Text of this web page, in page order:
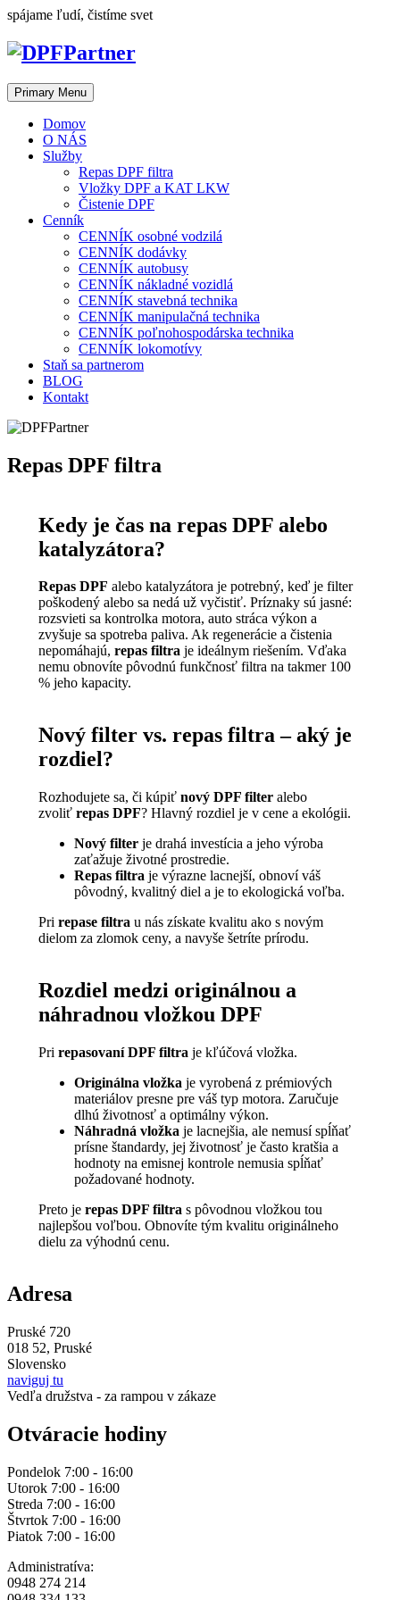
Skip
content
spájame ľudí, čistíme svet
Primary Menu
Domov
O NÁS
Služby
Repas DPF filtra
Vložky DPF a KAT LKW
Čistenie DPF
Cenník
CENNÍK osobné vodzilá
CENNÍK dodávky
CENNÍK autobusy
CENNÍK nákladné vozidlá
CENNÍK stavebná technika
CENNÍK manipulačná technika
CENNÍK poľnohospodárska technika
CENNÍK lokomotívy
Staň sa partnerom
BLOG
Kontakt
Repas DPF filtra
Kedy je čas na repas DPF alebo
katalyzátora?
Repas DPF alebo katalyzátora je potrebný, keď je filter
poškodený alebo sa nedá už vyčistiť. Príznaky sú jasné:
rozsvieti sa kontrolka motora, auto stráca výkon a
zvyšuje sa spotreba paliva. Ak regenerácie a čistenia
nepomáhajú, repas filtraje ideálnym riešením. Vďaka
nemu obnovíte pôvodnú funkčnosť filtra na takmer 100
% jeho kapacity.
Nový filter vs. repas filtra – aký je
rozdiel?
Rozhodujete sa, či kúpiť nový DPF filteralebo
zvoliť repas DPF? Hlavný rozdiel je v cene a ekológii.
Nový filterje drahá investícia a jeho výroba
zaťažuje životné prostredie.
Repas filtra je výrazne lacnejší, obnoví váš
pôvodný, kvalitný diel a je to ekologická voľba.
Pri repase filtra u nás získate kvalitu ako s novým
dielom za zlomok ceny, a navyše šetríte prírodu.
Rozdiel medzi originálnou a
náhradnou vložkou DPF
Pri repasovaní DPF filtra je kľúčová vložka.
Originálna vložka je vyrobená z prémiových
materiálov presne pre váš typ motora. Zaručuje
dlhú životnosť a optimálny výkon.
Náhradná vložka je lacnejšia, ale nemusí spĺňať
prísne štandardy, jej životnosť je často kratšia a
hodnoty na emisnej kontrole nemusia spĺňať
požadované hodnoty.
Preto je repas DPF filtra s pôvodnou vložkou tou
najlepšou voľbou. Obnovíte tým kvalitu originálneho
dielu za výhodnú cenu.
Adresa
Pruské 720
018 52, Pruské
Slovensko
naviguj tu
Vedľa družstva - za rampou v zákaze
Otváracie hodiny
Pondelok 7:00 - 16:00
Utorok 7:00 - 16:00
Streda 7:00 - 16:00
Štvrtok 7:00 - 16:00
Piatok 7:00 - 16:00
Administratíva:
0948 274 214